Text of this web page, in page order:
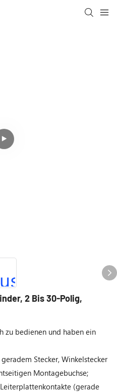
2 Bis 30-Polig,
zu bedienen und haben ein
Stecker, Winkelstecker
Montagebuchse;
(gerade